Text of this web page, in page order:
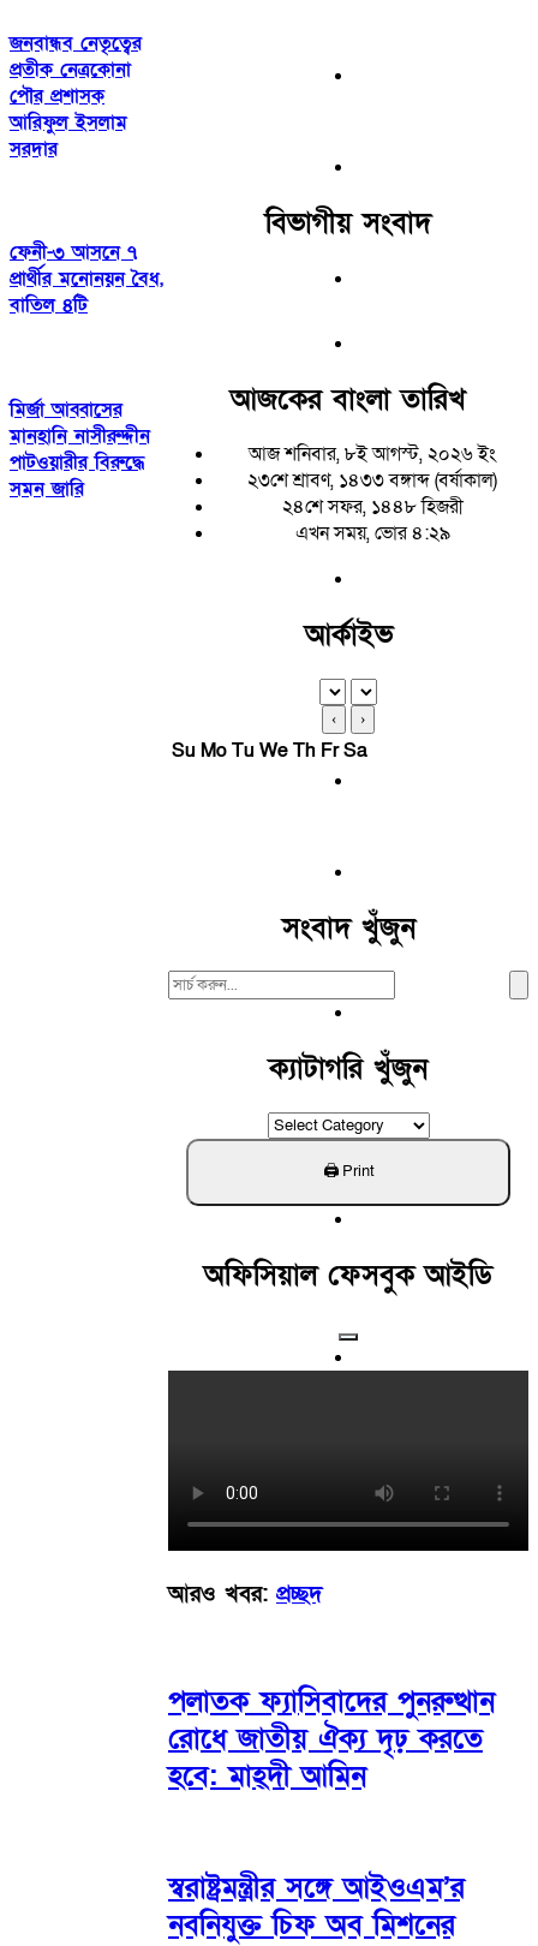
জনবান্ধব নেতৃত্বের
প্রতীক নেত্রকোনা
পৌর প্রশাসক
আরিফুল ইসলাম
সরদার
ফেনী-৩ আসনে ৭
প্রার্থীর মনোনয়ন বৈধ,
বাতিল ৪টি
মির্জা আব্বাসের
মানহানি নাসীরুদ্দীন
পাটওয়ারীর বিরুদ্ধে
সমন জারি
বিভাগীয় সংবাদ
আজকের বাংলা তারিখ
আজ শনিবার, ৮ই আগস্ট, ২০২৬ ইং
২৩শে শ্রাবণ, ১৪৩৩ বঙ্গাব্দ (বর্ষাকাল)
২৪শে সফর, ১৪৪৮ হিজরী
এখন সময়, ভোর ৪:২৯
আর্কাইভ
‹ ›
Su MoTu WeTh FrSa
সংবাদ খুঁজুন
Search
ক্যাটাগরি খুঁজুন
ক্যাটাগরি
খুঁজুন
অফিসিয়াল ফেসবুক আইডি
আরও খবর: প্রচ্ছদ
পলাতক ফ্যাসিবাদের পুনরুত্থান
রোধে জাতীয় ঐক্য দৃঢ় করতে
হবে: মাহ্দী আমিন
স্বরাষ্ট্রমন্ত্রীর সঙ্গে আইওএম’র
নবনিযুক্ত চিফ অব মিশনের